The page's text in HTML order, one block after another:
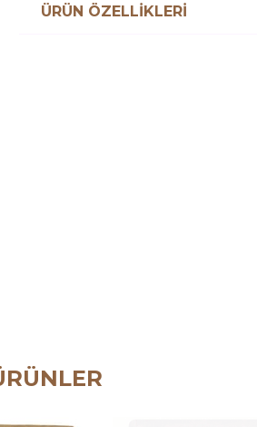
ÜRÜN ÖZELLIKLERI